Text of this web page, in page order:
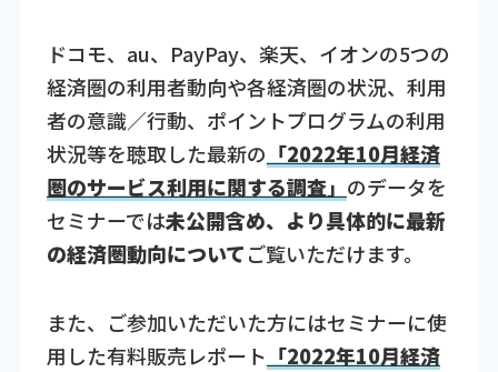
ドコモ、au、PayPay、楽天、イオンの5つの
経済圏の利用者動向や各経済圏の状況、利用
者の意識／行動、ポイントプログラムの利用
状況等を聴取した最新の 「2022年10月経済
圏のサービス利用に関する調査」 のデータを
セミナーでは未公開含め、より具体的に最新
の経済圏動向についてご覧いただけます。
また、ご参加いただいた方にはセミナーに使
用した有料販売レポート 「2022年10月経済